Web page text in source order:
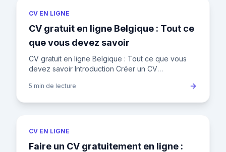
CV EN LIGNE
CV gratuit en ligne Belgique : Tout ce
que vous devez savoir
CV gratuit en ligne Belgique : Tout ce que vous
devez savoir Introduction Créer un CV
est plus facile que jamais
5 min de lecture
CV EN LIGNE
Faire un CV gratuitement en ligne :